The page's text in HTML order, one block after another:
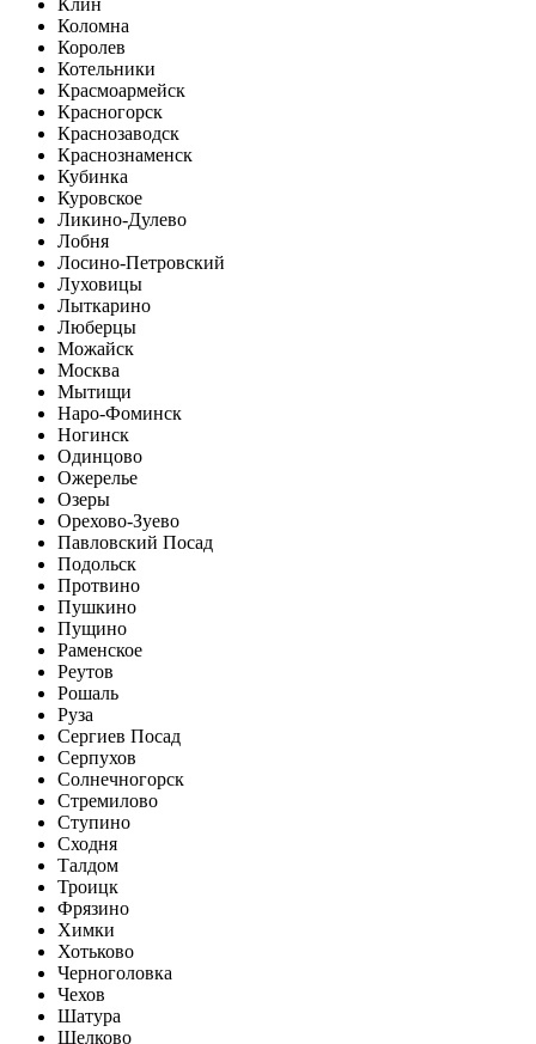
Коломна
Королев
Котельники
Красмоармейск
Красногорск
Краснозаводск
Краснознаменск
Кубинка
Куровское
Ликино-Дулево
Лобня
Лосино-Петровский
Луховицы
Лыткарино
Люберцы
Можайск
Москва
Мытищи
Наро-Фоминск
Ногинск
Одинцово
Ожерелье
Озеры
Орехово-Зуево
Павловский Посад
Подольск
Протвино
Пушкино
Пущино
Раменское
Реутов
Рошаль
Руза
Сергиев Посад
Серпухов
Солнечногорск
Стремилово
Ступино
Сходня
Талдом
Троицк
Фрязино
Химки
Хотьково
Черноголовка
Чехов
Шатура
Щелково